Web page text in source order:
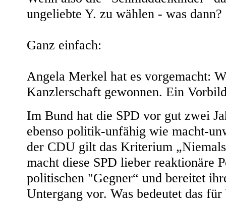
ungeliebte Y. zu wählen - was dann?
Ganz einfach:
Angela Merkel hat es vorgemacht:
Kanzlerschaft gewonnen. Ein
Im Bund hat die SPD vor gut zwei
ebenso politik-unfähig wie macht-
der CDU gilt das Kriterium
macht diese SPD lieber reaktionäre
politischen "Gegner“ und bereitet
Untergang vor. Was bedeutet das für